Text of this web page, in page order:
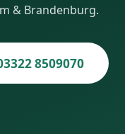
& Brandenburg.
8509070